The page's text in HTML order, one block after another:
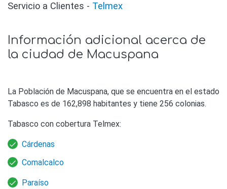
Servicio a Clientes - Telmex
Información adicional acerca de
la ciudad de Macuspana
La Población de Macuspana, que se encuentra en el estado
Tabasco es de 162,898 habitantes y tiene 256 colonias.
Tabasco con cobertura Telmex:
Cárdenas
Comalcalco
Paraíso